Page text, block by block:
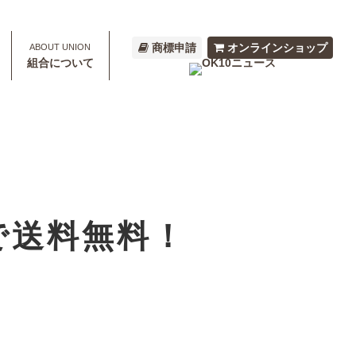
組合について
商標申請 オンラインショップ
料無料！